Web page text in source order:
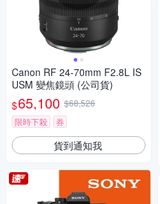
Canon RF 24-70mm F2.8L IS
USM 變焦鏡頭 (公司貨)
$65,100 $68,526
限時下殺
券
貨到通知我